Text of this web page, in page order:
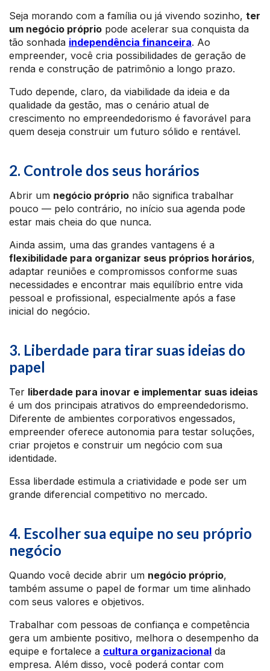
Seja morando com a família ou já vivendo sozinho, ter
um negócio próprio pode acelerar sua conquista da
tão sonhada independência financeira. Ao
empreender, você cria possibilidades de geração de
renda e construção de patrimônio a longo prazo.
Tudo depende, claro, da viabilidade da ideia e da
qualidade da gestão, mas o cenário atual de
crescimento no empreendedorismo é favorável para
quem deseja construir um futuro sólido e rentável.
2. Controle dos seus horários
Abrir um negócio próprio não significa trabalhar
pouco — pelo contrário, no início sua agenda pode
estar mais cheia do que nunca.
Ainda assim, uma das grandes vantagens é a
flexibilidade para organizar seus próprios horários,
adaptar reuniões e compromissos conforme suas
necessidades e encontrar mais equilíbrio entre vida
pessoal e profissional, especialmente após a fase
inicial do negócio.
3. Liberdade para tirar suas ideias do
papel
Ter liberdade para inovar e implementar suas ideias
é um dos principais atrativos do empreendedorismo.
Diferente de ambientes corporativos engessados,
empreender oferece autonomia para testar soluções,
criar projetos e construir um negócio com sua
identidade.
Essa liberdade estimula a criatividade e pode ser um
grande diferencial competitivo no mercado.
4. Escolher sua equipe no seu próprio
negócio
Quando você decide abrir um negócio próprio,
também assume o papel de formar um time alinhado
com seus valores e objetivos.
Trabalhar com pessoas de confiança e competência
gera um ambiente positivo, melhora o desempenho da
equipe e fortalece a cultura organizacional da
empresa. Além disso, você poderá contar com